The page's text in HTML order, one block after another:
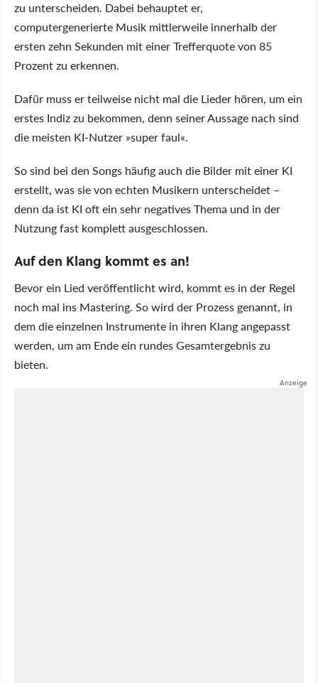
zu unterscheiden. Dabei behauptet er,
computergenerierte Musik mittlerweile innerhalb der
ersten zehn Sekunden mit einer Trefferquote von 85
Prozent zu erkennen.
Dafür muss er teilweise nicht mal die Lieder hören, um ein
erstes Indiz zu bekommen, denn seiner Aussage nach sind
die meisten KI-Nutzer »super faul«.
So sind bei den Songs häufig auch die Bilder mit einer KI
erstellt, was sie von echten Musikern unterscheidet –
denn da ist KI oft ein sehr negatives Thema und in der
Nutzung fast komplett ausgeschlossen.
Auf den Klang kommt es an!
Bevor ein Lied veröffentlicht wird, kommt es in der Regel
noch mal ins Mastering. So wird der Prozess genannt, in
dem die einzelnen Instrumente in ihren Klang angepasst
werden, um am Ende ein rundes Gesamtergebnis zu
bieten.